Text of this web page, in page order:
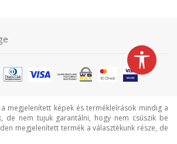
megjelenített képek és termékleírások mindig a
de nem tujuk garantálni, hogy nem csúszik be
megjelenített termék a választékunk része, de